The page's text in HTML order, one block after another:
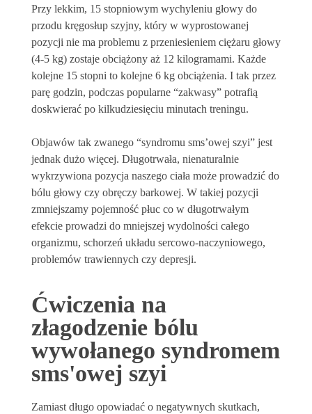
Przy lekkim, 15 stopniowym wychyleniu głowy do
przodu kręgosłup szyjny, który w wyprostowanej
pozycji nie ma problemu z przeniesieniem ciężaru głowy
(4-5 kg) zostaje obciążony aż 12 kilogramami. Każde
kolejne 15 stopni to kolejne 6 kg obciążenia. I tak przez
parę godzin, podczas popularne “zakwasy” potrafią
doskwierać po kilkudziesięciu minutach treningu.
Objawów tak zwanego “syndromu sms’owej szyi” jest
jednak dużo więcej. Długotrwała, nienaturalnie
wykrzywiona pozycja naszego ciała może prowadzić do
bólu głowy czy obręczy barkowej. W takiej pozycji
zmniejszamy pojemność płuc co w długotrwałym
efekcie prowadzi do mniejszej wydolności całego
organizmu, schorzeń układu sercowo-naczyniowego,
problemów trawiennych czy depresji.
Ćwiczenia na
złagodzenie bólu
wywołanego syndromem
sms'owej szyi
Zamiast długo opowiadać o negatywnych skutkach,